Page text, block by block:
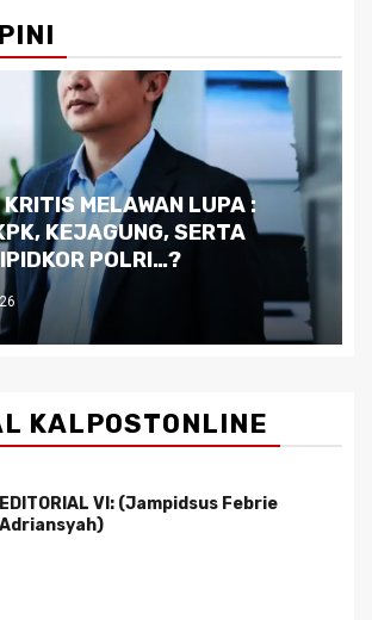
di Tengah Krisis:
Daya Alam dan
yang Tak Kreatif
KALPOSTONLINE
EDITORIAL VI: (Jampidsus Febrie
Adriansyah)